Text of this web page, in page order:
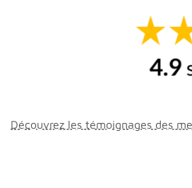
Découvrez les témoignages des